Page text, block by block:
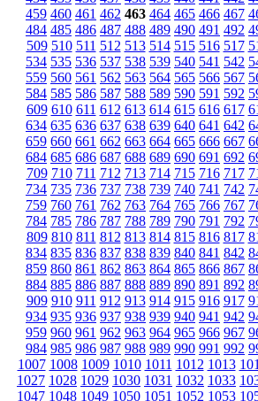
459 460 461 462 463 464 465 466 467
484 485 486 487 488 489 490 491 492
509 510 511 512 513 514 515 516 517
534 535 536 537 538 539 540 541 542
559 560 561 562 563 564 565 566 567
584 585 586 587 588 589 590 591 592
609 610 611 612 613 614 615 616 617
634 635 636 637 638 639 640 641 642
659 660 661 662 663 664 665 666 667
684 685 686 687 688 689 690 691 692
709 710 711 712 713 714 715 716 717
734 735 736 737 738 739 740 741 742
759 760 761 762 763 764 765 766 767
784 785 786 787 788 789 790 791 792
809 810 811 812 813 814 815 816 817
834 835 836 837 838 839 840 841 842
859 860 861 862 863 864 865 866 867
884 885 886 887 888 889 890 891 892
909 910 911 912 913 914 915 916 917
934 935 936 937 938 939 940 941 942
959 960 961 962 963 964 965 966 967
984 985 986 987 988 989 990 991 992
1007 1008 1009 1010 1011 1012 1013
1027 1028 1029 1030 1031 1032 1033
1047 1048 1049 1050 1051 1052 1053